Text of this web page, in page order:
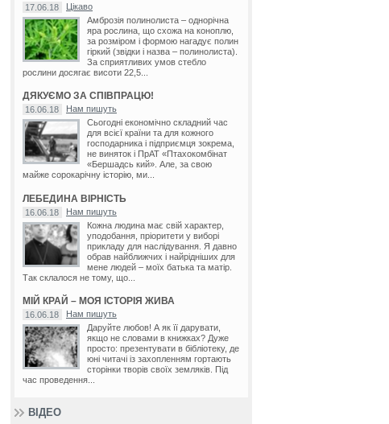
17.06.18
Цікаво
Амброзія полинолиста – однорічна
яра рослина, що схожа на коноплю,
за розміром і формою нагадує полин
гіркий (звідки і назва – полинолиста).
За сприятливих умов стебло
рослини досягає висоти 22,5...
ДЯКУЄМО ЗА СПІВПРАЦЮ!
16.06.18
Нам пишуть
Сьогодні економічно складний час
для всієї країни та для кожного
господарника і підприємця зокрема,
не виняток і ПрАТ «Птахокомбінат
«Бершадсь кий». Але, за свою
майже сорокарічну історію, ми...
ЛЕБЕДИНА ВІРНІСТЬ
16.06.18
Нам пишуть
Кожна людина має свій характер,
уподобання, пріоритети у виборі
прикладу для наслідування. Я давно
обрав найближчих і найрідніших для
мене людей – моїх батька та матір.
Так склалося не тому, що...
МІЙ КРАЙ – МОЯ ІСТОРІЯ ЖИВА
16.06.18
Нам пишуть
Даруйте любов! А як її дарувати,
якщо не словами в книжках? Дуже
просто: презентувати в бібліотеку, де
юні читачі із захопленням гортають
сторінки творів своїх земляків. Під
час проведення...
ВІДЕО